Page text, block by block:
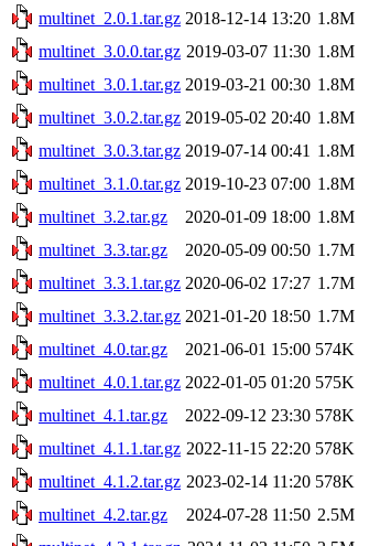
multinet_2.0.1.tar.gz 2018-12-14 13:20 1.8M
multinet_3.0.0.tar.gz 2019-03-07 11:30 1.8M
multinet_3.0.1.tar.gz 2019-03-21 00:30 1.8M
multinet_3.0.2.tar.gz 2019-05-02 20:40 1.8M
multinet_3.0.3.tar.gz 2019-07-14 00:41 1.8M
multinet_3.1.0.tar.gz 2019-10-23 07:00 1.8M
multinet_3.2.tar.gz
2020-01-09 18:00 1.8M
multinet_3.3.tar.gz
2020-05-09 00:50 1.7M
multinet_3.3.1.tar.gz 2020-06-02 17:27 1.7M
multinet_3.3.2.tar.gz 2021-01-20 18:50 1.7M
multinet_4.0.tar.gz
2021-06-01 15:00 574K
multinet_4.0.1.tar.gz 2022-01-05 01:20 575K
multinet_4.1.tar.gz
2022-09-12 23:30 578K
multinet_4.1.1.tar.gz 2022-11-15 22:20 578K
multinet_4.1.2.tar.gz 2023-02-14 11:20 578K
multinet_4.2.tar.gz
2024-07-28 11:50 2.5M